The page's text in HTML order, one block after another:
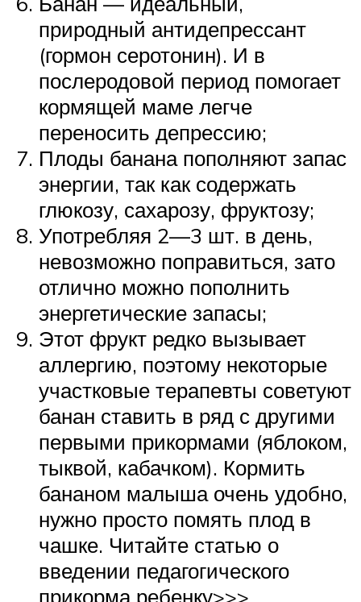
природный антидепрессант
(гормон серотонин). И в
послеродовой период помогает
кормящей маме легче
переносить депрессию;
Плоды банана пополняют запас
энергии, так как содержать
глюкозу, сахарозу, фруктозу;
Употребляя 2—3 шт. в день,
невозможно поправиться, зато
отлично можно пополнить
энергетические запасы;
Этот фрукт редко вызывает
аллергию, поэтому некоторые
участковые терапевты советуют
банан ставить в ряд с другими
первыми прикормами (яблоком,
тыквой, кабачком). Кормить
бананом малыша очень удобно,
нужно просто помять плод в
чашке. Читайте статью о
введении педагогического
прикорма ребенку>>>